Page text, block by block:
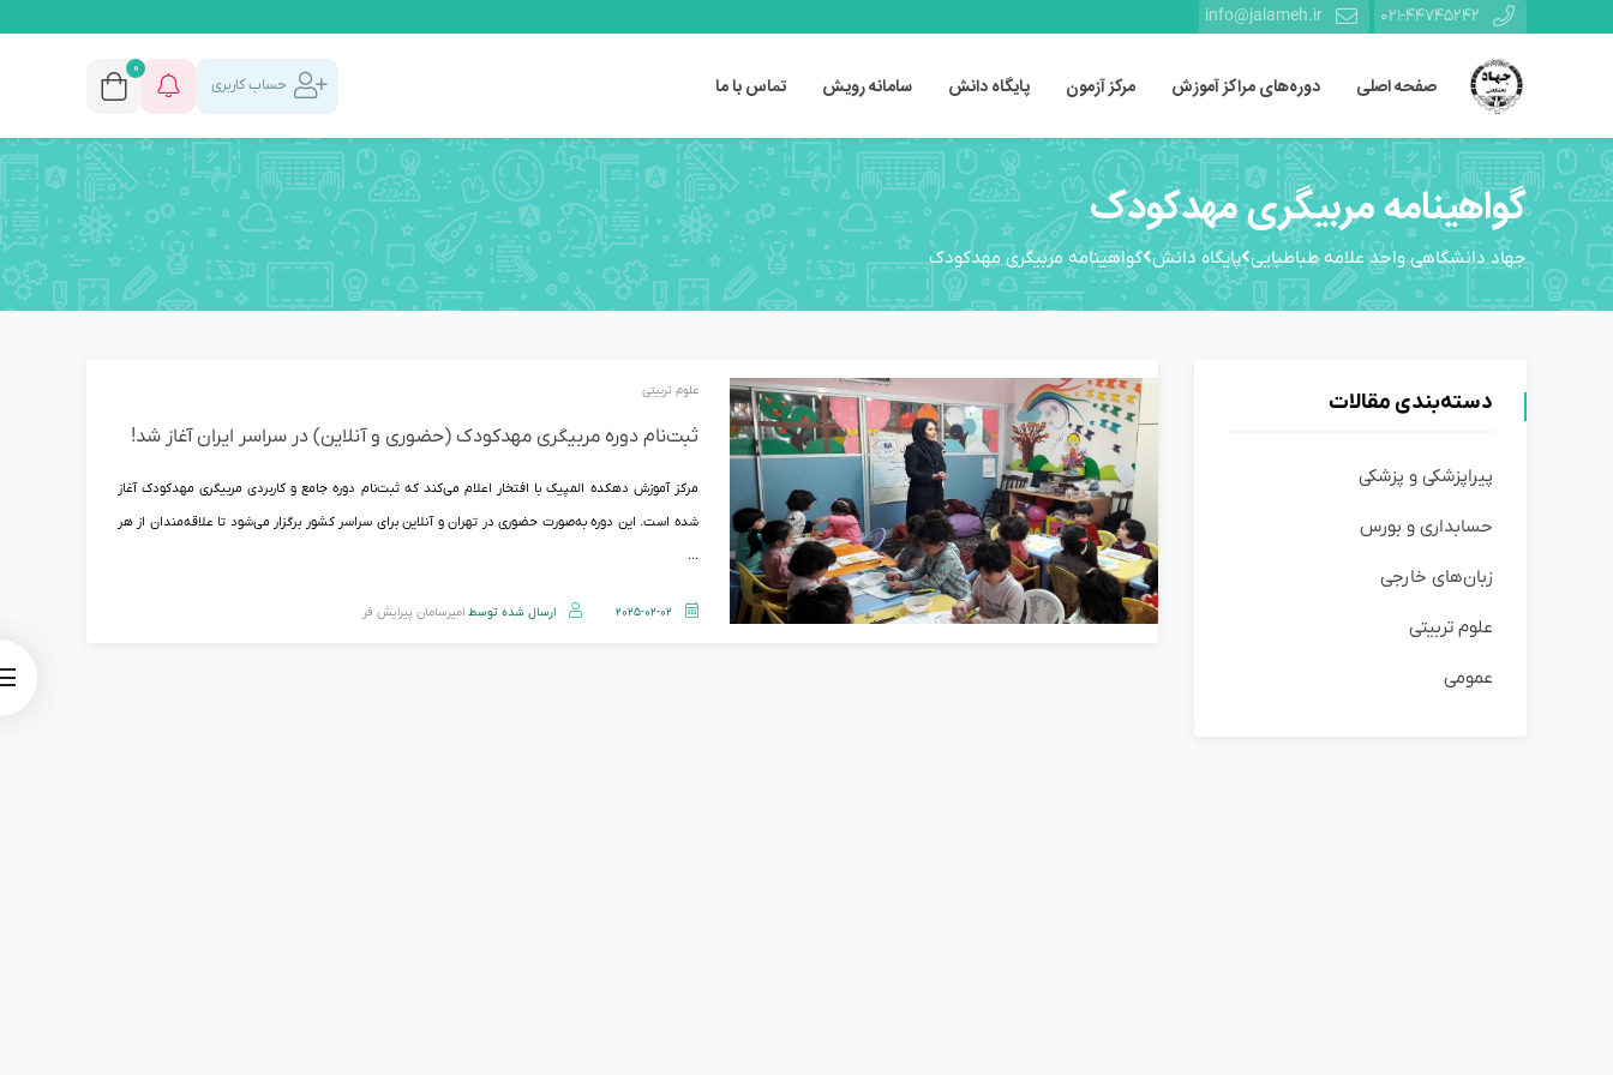
021-44745242
info@jalameh.ir
صفحه اصلی دوره‌های مراکز آموزش مرکز آزمون پایگاه دانش سامانه رویش تماس با ما حساب کاربری
0
گواهینامه مربیگری مهدکودک
جهاد دانشگاهی واحد علامه طباطبایی پایگاه دانش گواهینامه مربیگری مهدکودک
علوم تربیتی
ثبت‌نام دوره مربیگری مهدکودک (حضوری و آنلاین) در سراسر ایران آغاز شد!
مرکز آموزش دهکده المپیک با افتخار اعلام می‌کند که ثبت‌نام دوره جامع و کاربردی مربیگری مهدکودک آغاز
شده است. این دوره به‌صورت حضوری در تهران و آنلاین برای سراسر کشور برگزار می‌شود تا علاقه‌مندان از هر
...
ارسال شده توسطامیرسامان پیرایش فر
دسته‌بندی مقالات
پیراپزشکی و پزشکی
حسابداری و بورس
زبان‌های خارجی
علوم تربیتی
عمومی